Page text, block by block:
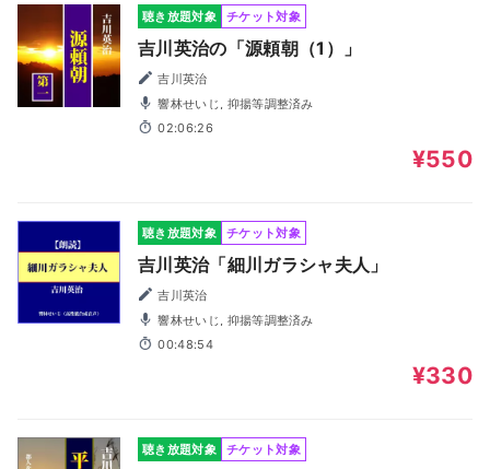
聴き放題対象 チケット対象
吉川英治の「源頼朝（1）」
吉川英治
響林せいじ, 抑揚等調整済み
02:06:26
¥550
聴き放題対象 チケット対象
吉川英治「細川ガラシャ夫人」
吉川英治
響林せいじ, 抑揚等調整済み
00:48:54
¥330
聴き放題対象 チケット対象